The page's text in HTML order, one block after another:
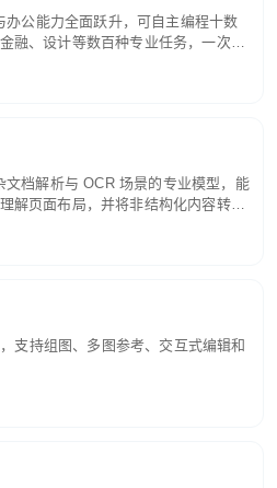
公能力全面跃升，可自主编程十数
融、设计等数百种专业任务，一次对
视觉理解贯穿规划、执行与验证全流
度语义解析。长程任务中自主规划与
文档解析与 OCR 场景的专业模型，能
解页面布局，并将非结构化内容转换
结构化结果。
支持组图、多图参考、交互式编辑和